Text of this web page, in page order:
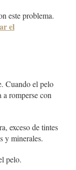
este problema.
el
Cuando el pelo
a romperse con
exceso de tintes
y minerales.
pelo.